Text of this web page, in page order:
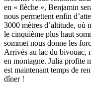
en « flèche », Benjamin
nous permettent enfin
3000 mètres d’altitude, où
le cinquième plus haut
sommet nous donne les
Arrivés au lac du bivouac,
en montagne. Julia profite
est maintenant temps de
dîner !